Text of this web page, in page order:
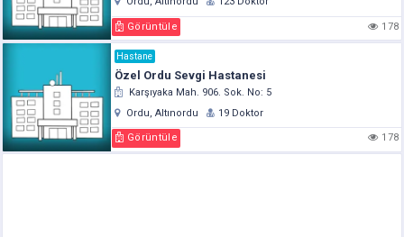
Görüntüle 178
Hastane
Özel Ordu Sevgi Hastanesi
Karşıyaka Mah. 906. Sok. No: 5
Ordu, Altınordu
19 Doktor
Görüntüle 178